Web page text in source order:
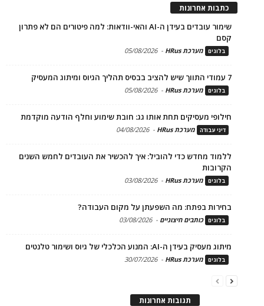
כתבות אחרונות
שימור עובדים בעידן ה-AI והאי-וודאות: למה פיטורים הם לא פתרון
קסם
בלוגים מערכת HRus -
05/08/2026
7 עמודי התווך שיש להציב בבסיס תהליך הגיוס ומיתוג המעסיק
בלוגים מערכת HRus -
05/08/2026
חילופי מעסיקים תחת אותו גג: חובת שימוע וחלף הודעה מוקדמת
דיני עבודה מערכת HRus -
04/08/2026
ללמוד מחדש כדי להוביל: איך להכשיר את העובדים לחמש השנים
הקרובות
בלוגים מערכת HRus -
03/08/2026
בחירות בפתח: מה השפעתן על מקום העבודה?
בלוגים כותבים חיצוניים -
03/08/2026
מיתוג מעסיק בעידן ה-AI: המנוע הכלכלי של גיוס ושימור טלנטים
בלוגים מערכת HRus -
30/07/2026
תגובות אחרונות